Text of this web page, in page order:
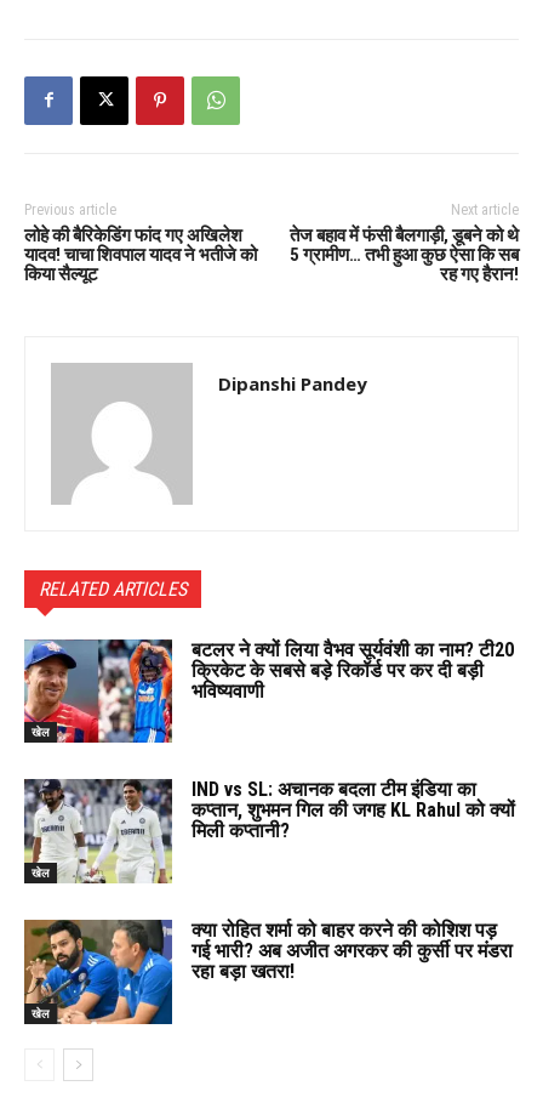
Previous article
लोहे की बैरिकेडिंग फांद गए अखिलेश
यादव! चाचा शिवपाल यादव ने भतीजे को
किया सैल्यूट
Next article
तेज बहाव में फंसी बैलगाड़ी, डूबने को थे
5 ग्रामीण… तभी हुआ कुछ ऐसा कि सब
रह गए हैरान!
Dipanshi Pandey
RELATED ARTICLES
खेल
बटलर ने क्यों लिया वैभव सूर्यवंशी का नाम? टी20
क्रिकेट के सबसे बड़े रिकॉर्ड पर कर दी बड़ी
भविष्यवाणी
खेल
IND vs SL: अचानक बदला टीम इंडिया का
कप्तान, शुभमन गिल की जगह KL Rahul को क्यों
मिली कप्तानी?
खेल
क्या रोहित शर्मा को बाहर करने की कोशिश पड़
गई भारी? अब अजीत अगरकर की कुर्सी पर मंडरा
रहा बड़ा खतरा!